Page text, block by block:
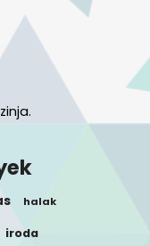
halak
iroda